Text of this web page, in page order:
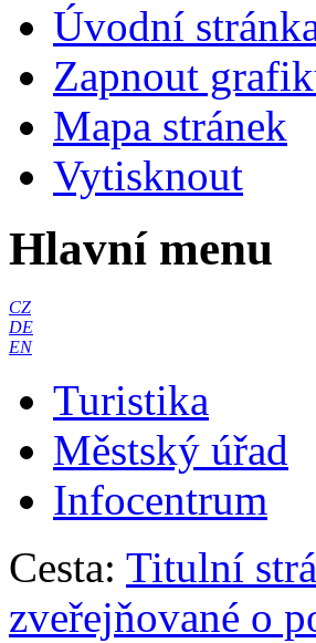
Úvodní
Zapnout
Mapa stránek
Vytisknout
Hlavní menu
CZ
DE
EN
Turistika
Městský úřad
Infocentrum
Cesta: Titulní
zveřejňované o